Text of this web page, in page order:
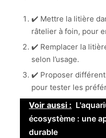
✔️ Mettre la litière
râtelier à foin, pour
✔️ Remplacer la
selon l’usage.
✔️ Proposer
pour tester les
Voir aussi :
écosystème : une
durable